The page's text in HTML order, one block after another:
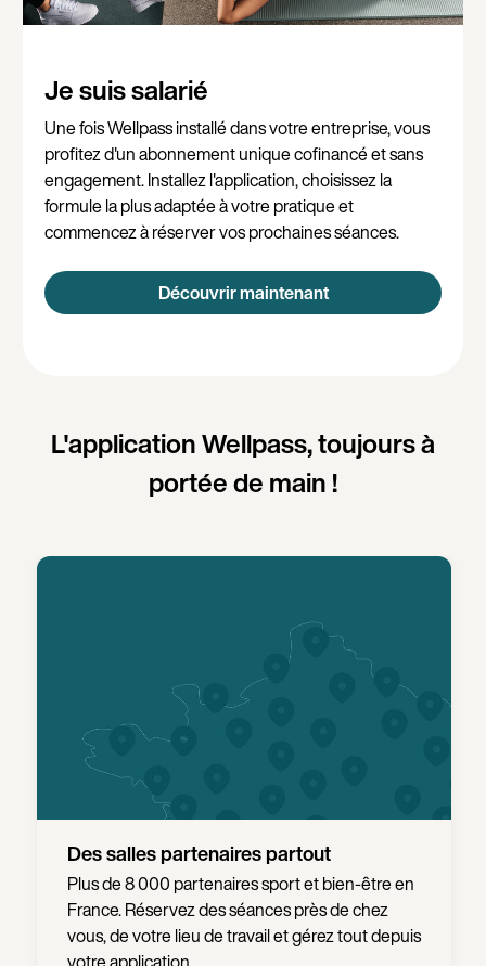
Je suis salarié
Une fois Wellpass installé dans votre entreprise, vous
profitez d'un abonnement unique cofinancé et sans
engagement. Installez l'application, choisissez la
formule la plus adaptée à votre pratique et
commencez à réserver vos prochaines séances.
Découvrir maintenant
L'application Wellpass, toujours à
portée de main !
Sans engagement
Pas de contrainte ou de frais supplémentaires :
votre abonnement est sans engagement et
vous pouvez le modifier à tout moment.